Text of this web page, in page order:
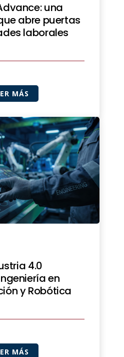
una
abre puertas
laborales
MÁS
4.0
en
y Robótica
MÁS